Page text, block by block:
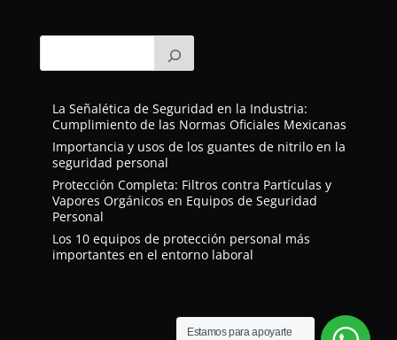
La Señalética de Seguridad en la Industria:
Cumplimiento de las Normas Oficiales Mexicanas
Importancia y usos de los guantes de nitrilo en la
seguridad personal
Protección Completa: Filtros contra Partículas y
Vapores Orgánicos en Equipos de Seguridad
Personal
Los 10 equipos de protección personal más
importantes en el entorno laboral
Estamos para apoyarte